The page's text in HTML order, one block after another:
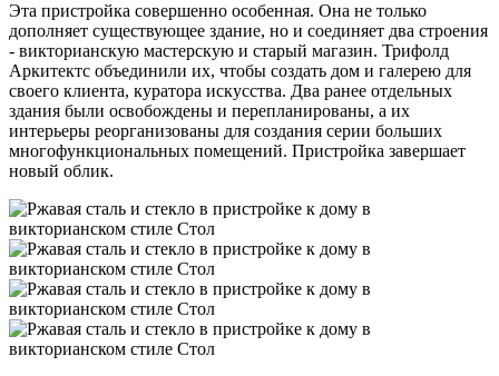
Эта пристройка совершенно особенная. Она не только
дополняет существующее здание, но и соединяет два строения
- викторианскую мастерскую и старый магазин. Трифолд
Аркитектс объединили их, чтобы создать дом и галерею для
своего клиента, куратора искусства. Два ранее отдельных
здания были освобождены и перепланированы, а их
интерьеры реорганизованы для создания серии больших
многофункциональных помещений. Пристройка завершает
новый облик.